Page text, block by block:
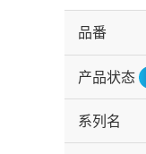
品番
产品状态
系列名